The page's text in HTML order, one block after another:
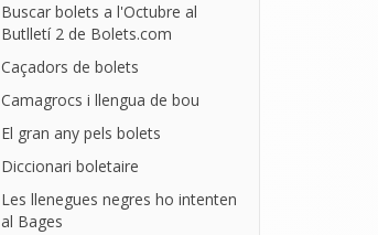
Buscar bolets a l'Octubre al
Butlletí 2 de Bolets.com
Caçadors de bolets
Camagrocs i llengua de bou
El gran any pels bolets
Diccionari boletaire
Les llenegues negres ho intenten
al Bages